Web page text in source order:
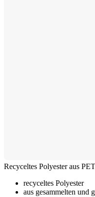
Recyceltes Polyester aus
recyceltes Polyester
aus gesammelten und